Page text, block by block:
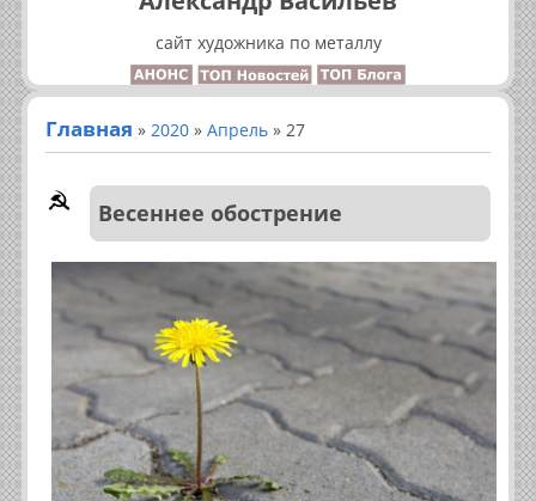
сайт художника по металлу
Главная » 2020 » Апрель » 27
Весеннее обострение